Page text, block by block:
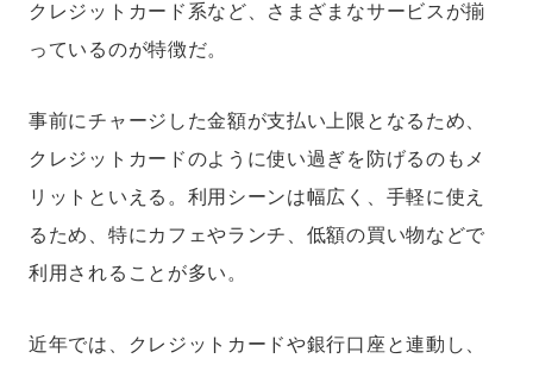
クレジットカード系など、さまざまなサービスが揃
っているのが特徴だ。
事前にチャージした金額が支払い上限となるため、
クレジットカードのように使い過ぎを防げるのもメ
リットといえる。利用シーンは幅広く、手軽に使え
るため、特にカフェやランチ、低額の買い物などで
利用されることが多い。
近年では、クレジットカードや銀行口座と連動し、